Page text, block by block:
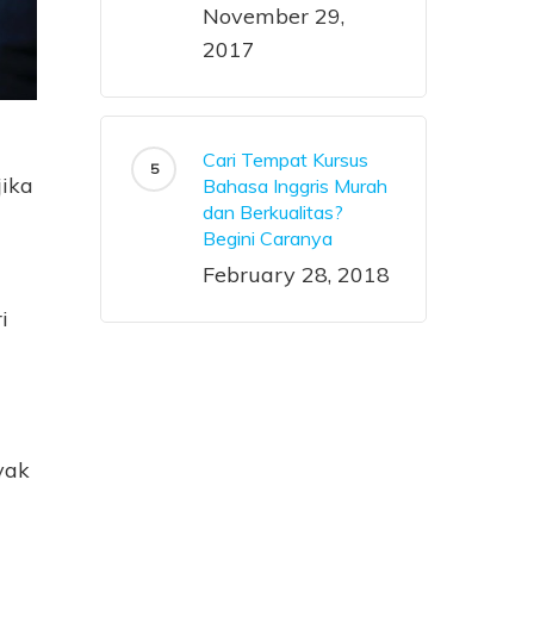
November 29,
2017
Cari Tempat Kursus
Bahasa Inggris Murah
dan Berkualitas?
Begini Caranya
February 28, 2018